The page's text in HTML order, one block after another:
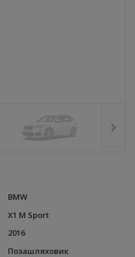
BMW
X1 M Sport
2016
Позашляховик